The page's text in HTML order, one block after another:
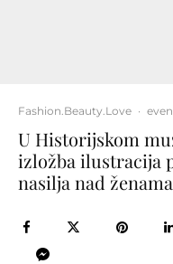
Fashion.Beauty.Love ·
U Historijskom
izložba ilustracija
nasilja nad